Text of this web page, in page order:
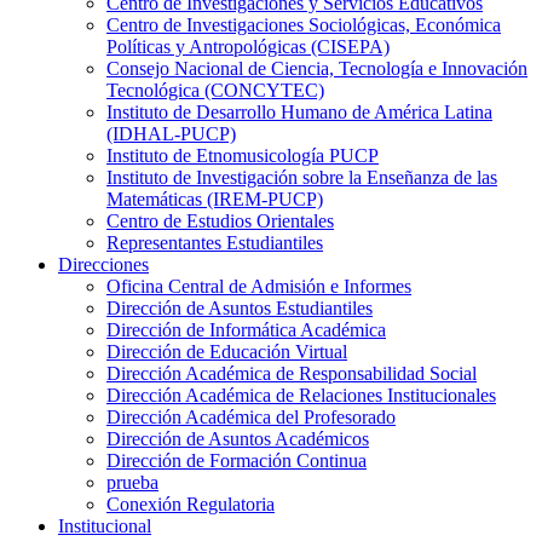
Centro de Investigaciones Sociológicas, Económica
Políticas y Antropológicas (CISEPA)
Consejo Nacional de Ciencia, Tecnología e Innovación
Tecnológica (CONCYTEC)
Instituto de Desarrollo Humano de América Latina
(IDHAL-PUCP)
Instituto de Etnomusicología PUCP
Instituto de Investigación sobre la Enseñanza de las
Matemáticas (IREM-PUCP)
Centro de Estudios Orientales
Representantes Estudiantiles
Direcciones
Oficina Central de Admisión e Informes
Dirección de Asuntos Estudiantiles
Dirección de Informática Académica
Dirección de Educación Virtual
Dirección Académica de Responsabilidad Social
Dirección Académica de Relaciones Institucionales
Dirección Académica del Profesorado
Dirección de Asuntos Académicos
Dirección de Formación Continua
prueba
Conexión Regulatoria
Institucional